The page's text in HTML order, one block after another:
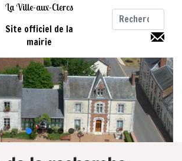
La Ville-aux-Clercs
Site officiel de la
mairie